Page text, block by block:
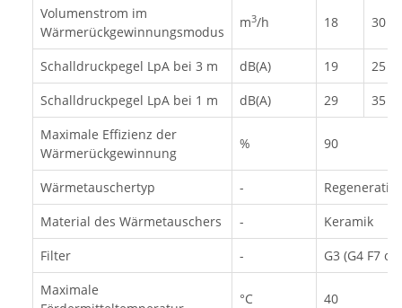
Volumenstrom im
Wärmerückgewinnungsmodus
m3/h 18 30
Schalldruckpegel LpA bei 3 m dB(A) 19
25
Schalldruckpegel LpA bei 1 m
dB(A) 29
35
Maximale Effizienz der
Wärmerückgewinnung
% 90
Wärmetauschertyp -
Regenerativ
Material des Wärmetauschers
-
Keramik
Filter
-
G3 (G4 F7
Maximale
°С 40